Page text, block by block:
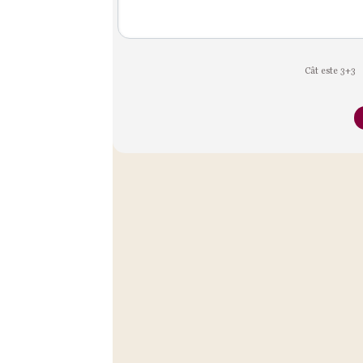
Cât este 3+3